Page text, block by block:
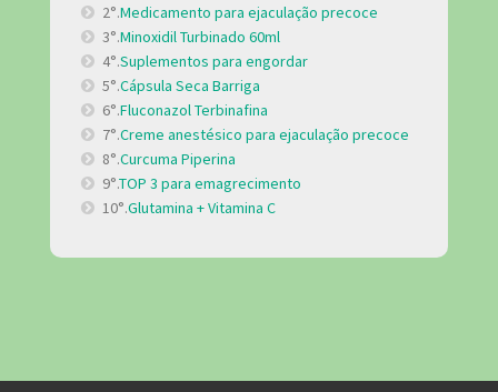
2°.Medicamento para ejaculação precoce
3°.Minoxidil Turbinado 60ml
4°.Suplementos para engordar
5°.Cápsula Seca Barriga
6°.Fluconazol Terbinafina
7°.Creme anestésico para ejaculação precoce
8°.Curcuma Piperina
9°.TOP 3 para emagrecimento
10°.Glutamina + Vitamina C